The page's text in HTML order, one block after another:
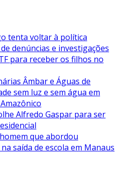
tenta voltar à política
denúncias e investigações
para receber os filhos no
Âmbar e Águas de
sem luz e sem água em
Alfredo Gaspar para ser
que abordou
saída de escola em Manaus